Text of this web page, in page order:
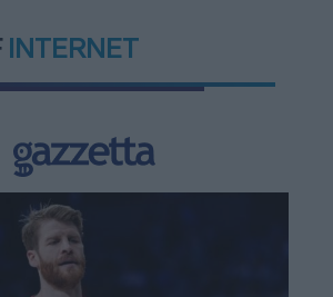
INTERNET